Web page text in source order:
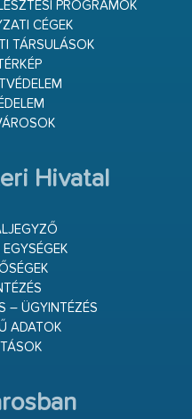
PROGRAMOK
CÉGEK
TÁRSULÁSOK
Hivatal
– ÜGYINTÉZÉS
ADATOK